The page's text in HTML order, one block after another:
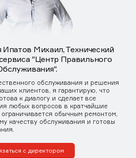
Ипатов Михаил, Технический
"Центр Правильного
обслуживания и решения
клиентов, я гарантирую, что
к диалогу и сделает все
любых вопросов в кратчайшие
обычным ремонтом,
качеству обслуживания и готовы
с директором